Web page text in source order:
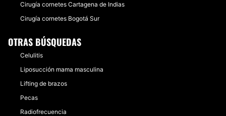
Cirugía cornetes Cartagena de Indias
Cirugía cornetes Bogotá Sur
OTRAS BÚSQUEDAS
Celulitis
Liposucción mama masculina
Lifting de brazos
Pecas
Radiofrecuencia